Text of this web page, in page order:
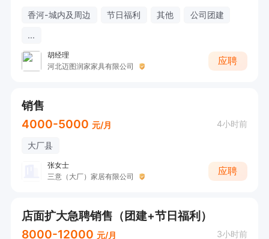
香河-城内及周边 节日福利 其他
公司团建
...
胡经理
河北迈图润家家具有限公司
应聘
销售
4000-5000 元/月 4小时前
大厂县
张女士
三意（大厂）家居有限公司
应聘
店面扩大急聘销售（团建+节日福利）
8000-12000 元/月 3小时前